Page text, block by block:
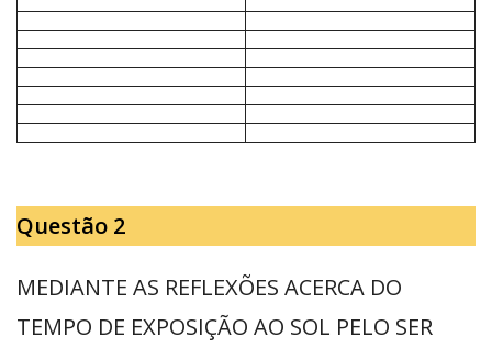
Questão 2
MEDIANTE AS REFLEXÕES ACERCA DO
TEMPO DE EXPOSIÇÃO AO SOL PELO SER